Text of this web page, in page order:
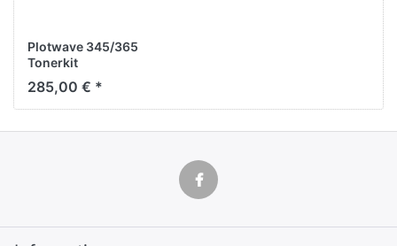
Plotwave 345/365
Tonerkit
285,00 € *